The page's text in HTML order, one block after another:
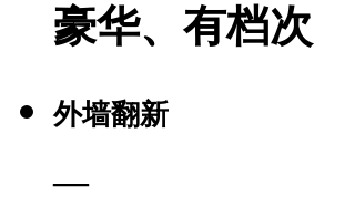
豪华、有档次
外墙翻新
—